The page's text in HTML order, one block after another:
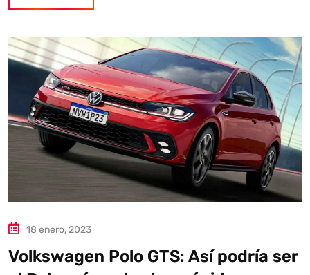
18 enero, 2023
Volkswagen Polo GTS: Así podría ser